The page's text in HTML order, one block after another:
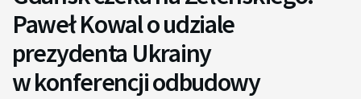
Paweł Kowal o udziale
prezydenta Ukrainy
w konferencji odbudowy